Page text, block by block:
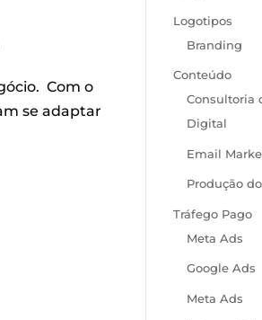
Com o
se adaptar
Logotipos
Branding
Conteúdo
Consultoria
Digital
Email
Produção
Tráfego Pago
Meta Ads
Google Ads
Meta Ads